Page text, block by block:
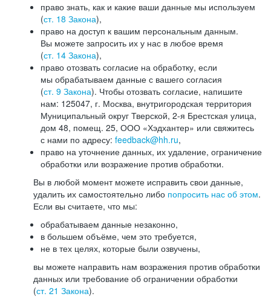
право знать, как и какие ваши данные мы используем
(ст. 18 Закона),
право на доступ к вашим персональным данным.
Вы можете запросить их у нас в любое время
(ст. 14 Закона),
право отозвать согласие на обработку, если
мы обрабатываем данные с вашего согласия
(ст. 9 Закона). Чтобы отозвать согласие, напишите
нам: 125047, г. Москва, внутригородская территория
Муниципальный округ Тверской, 2-я Брестская улица,
дом 48, помещ. 25, ООО «Хэдхантер» или свяжитесь
с нами по адресу: feedback@hh.ru,
право на уточнение данных, их удаление, ограничение
обработки или возражение против обработки.
Вы в любой момент можете исправить свои данные,
удалить их самостоятельно либо попросить нас об этом.
Если вы считаете, что мы:
обрабатываем данные незаконно,
в большем объёме, чем это требуется,
не в тех целях, которые были озвучены,
вы можете направить нам возражения против обработки
данных или требование об ограничении обработки
(ст. 21 Закона).